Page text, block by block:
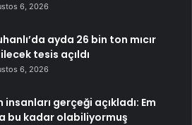
6, 2026
ayda 26 bin ton mıcır
tesis açıldı
6, 2026
insanları gerçeği açıkladı: Em
bu kadar olabiliyormuş